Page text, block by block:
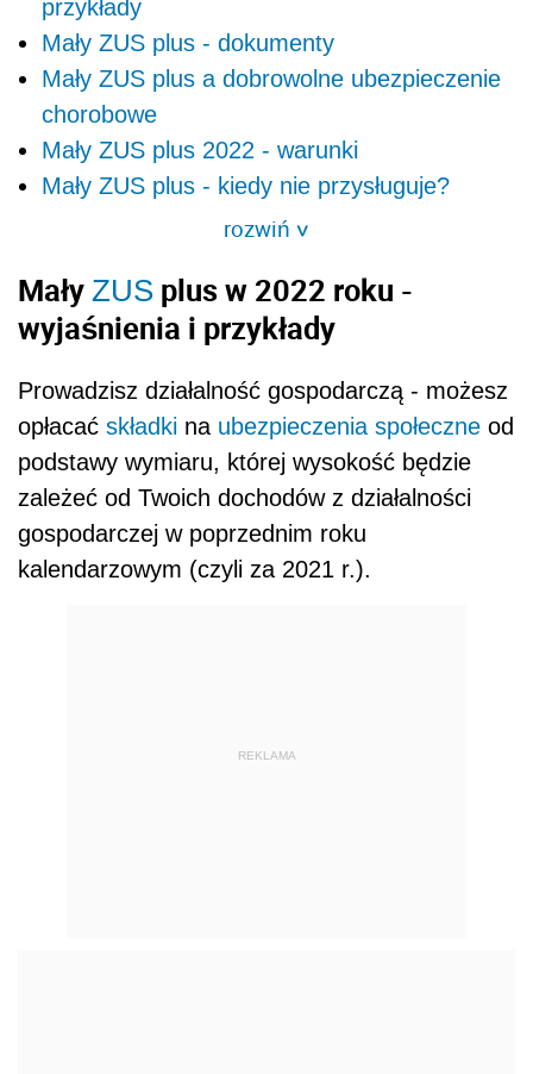
przykłady
Mały ZUS plus - dokumenty
Mały ZUS plus a dobrowolne ubezpieczenie
chorobowe
Mały ZUS plus 2022 - warunki
Mały ZUS plus - kiedy nie przysługuje?
rozwiń>
Mały ZUS plus w 2022 roku -
wyjaśnienia i przykłady
Prowadzisz działalność gospodarczą - możesz
opłacać składki na ubezpieczenia społeczne od
podstawy wymiaru, której wysokość będzie
zależeć od Twoich dochodów z działalności
gospodarczej w poprzednim roku
kalendarzowym (czyli za 2021 r.).
REKLAMA